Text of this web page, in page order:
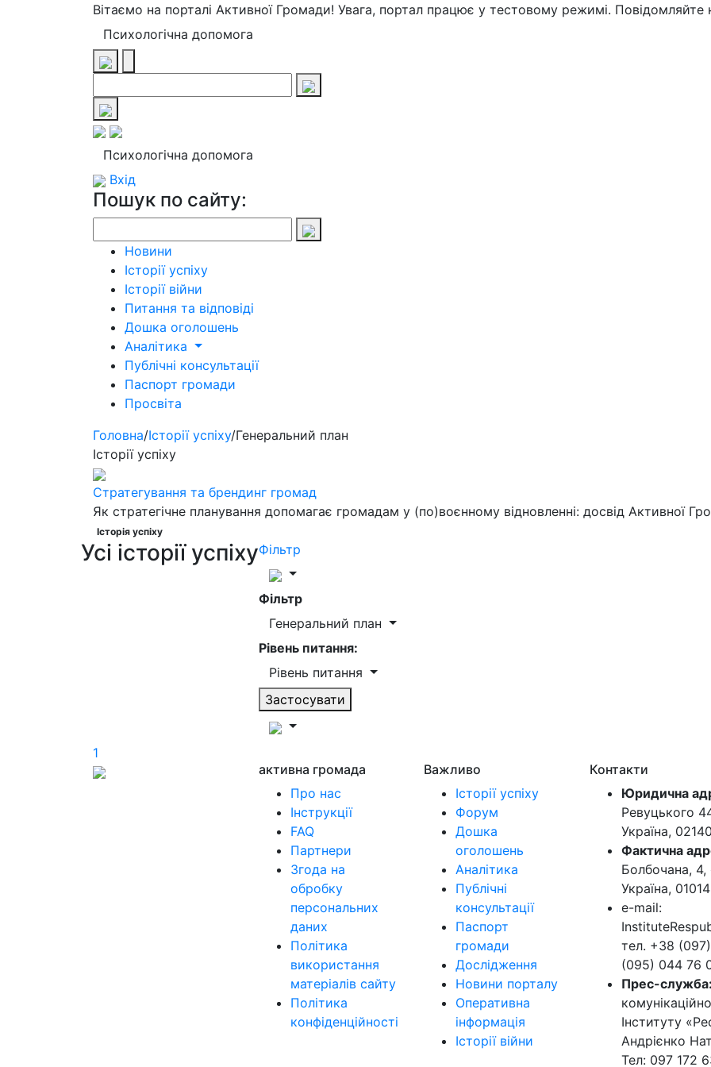
Вітаємо на порталі Активної Громади! Увага, портал працює у тестовому режимі. Повідомляйте
Психологічна допомога
Психологічна допомога
Вхід
Пошук по сайту:
Новини
Історії успіху
Історії війни
Питання та відповіді
Дошка оголошень
Аналітика
Публічні консультації
Паспорт громади
Просвіта
Головна/Історії успіху/Генеральний план
Історії успіху
Стратегування та брендинг громад
Як стратегічне планування допомагає громадам у (по)воєнному відновленні: досвід Активної
Історія успіху
Усі історії успіхуФільтр
Фільтр
Генеральний план
Рівень питання:
Рівень питання
Застосувати
1
активна громада
Про нас
Інструкції
FAQ
Партнери
Згода на
обробку
персональних
даних
Політика
використання
матеріалів сайту
Політика
конфіденційності
Важливо
Історії успіху
Форум
Дошка
оголошень
Аналітика
Публічні
консультації
Паспорт
громади
Дослідження
Новини порталу
Оперативна
інформація
Історії війни
Контакти
Юридична
Ревуцького
Україна, 02140
Фактична
Болбочана, 4,
Україна, 01014
e-mail:
тел. +38
(095) 044 76
Прес-служба:
Інституту
Андрієнко
Тел: 097 172